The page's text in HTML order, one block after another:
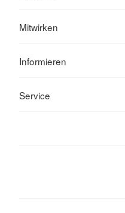
Mitwirken
Informieren
Service